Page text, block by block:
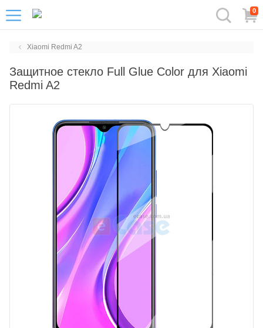
0
Xiaomi Redmi A2
Защитное стекло Full Glue Color для Xiaomi
Redmi A2